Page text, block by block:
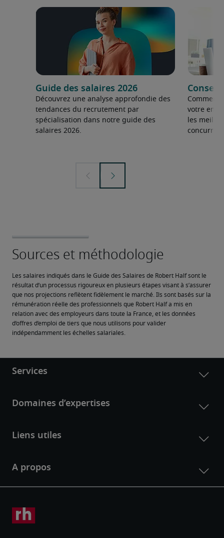
Guide des salaires 2026
Découvrez une analyse approfondie des
tendances du recrutement par
spécialisation dans notre guide des
salaires 2026.
Comment
votre
les
Les salaires indiqués dans le Guide des Salaires de Robert Half sont le
résultat d’un processus rigoureux en plusieurs étapes visant à s’assurer
que nos projections reflètent fidèlement le marché. Ils sont basés sur la
rémunération réelle des professionnels que Robert Half a mis en
relation avec des employeurs dans toute la France, et les données
d’offres d’emploi de tiers que nous utilisons pour valider
indépendamment les échelles salariales.